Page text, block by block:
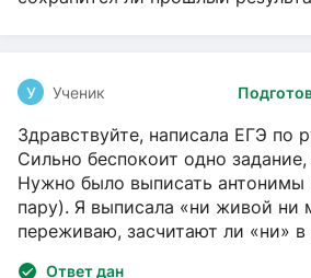
У Ученик
Здравствуйте, написала ЕГЭ по
Сильно беспокоит одно
Нужно было выписать антонимы
пару). Я выписала «ни живой ни
переживаю, засчитают ли «ни» в
Ответ дан